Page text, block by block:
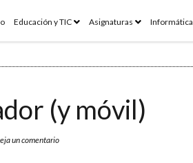
Educación y TIC openAsignaturas openInformática
(y móvil)
un comentario